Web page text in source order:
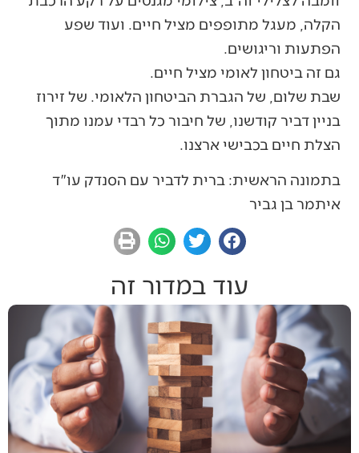
הקלה, מעגל מתופפים מציל חיים. ועוד שפע
הפתעות וריגושים.
גם זה ביטחון לאומי מציל חיים.
שבת שלום, של הגברת הביטחון הלאומי. של זירוז
בניין דביר קודשנו, של חיבור כל רבדי עמנו מתוך
הצלת חיים בכבישי ארצנו.
בתמונה הראשית: ברית לדביר עם הסנדק עו"ד
איתמר בן גביר
עוד במדור זה